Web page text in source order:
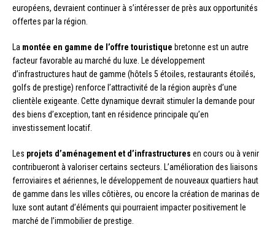
européens, devraient continuer à s’intéresser de près aux opportunités
offertes par la région.
La montée en gamme de l’offre touristique bretonne est un autre
facteur favorable au marché du luxe. Le développement
d’infrastructures haut de gamme (hôtels 5 étoiles, restaurants étoilés,
golfs de prestige) renforce l’attractivité de la région auprès d’une
clientèle exigeante. Cette dynamique devrait stimuler la demande pour
des biens d’exception, tant en résidence principale qu’en
investissement locatif.
Les projets d’aménagement et d’infrastructures en cours ou à venir
contribueront à valoriser certains secteurs. L’amélioration des liaisons
ferroviaires et aériennes, le développement de nouveaux quartiers haut
de gamme dans les villes côtières, ou encore la création de marinas de
luxe sont autant d’éléments qui pourraient impacter positivement le
marché de l’immobilier de prestige.